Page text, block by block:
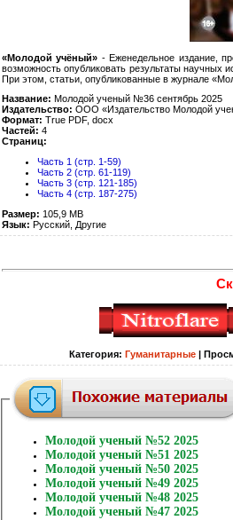
«Молодой учёный» - Еженедельное издание,
возможность опубликовать результаты научных
При этом, статьи, опубликованные в журнале
Название: Молодой ученый №36 сентябрь 2025
Издательство: ООО «Издательство Молодой
Формат: True PDF, docx
Частей: 4
Страниц:
Часть 1 (стр. 1-59)
Часть 2 (стр. 61-119)
Часть 3 (стр. 121-185)
Часть 4 (стр. 187-275)
Размер: 105,9 MB
Язык: Русский, Другие
Категория: Гуманитарные|
Молодой ученый №52 2025
Молодой ученый №51 2025
Молодой ученый №50 2025
Молодой ученый №49 2025
Молодой ученый №48 2025
Молодой ученый №47 2025